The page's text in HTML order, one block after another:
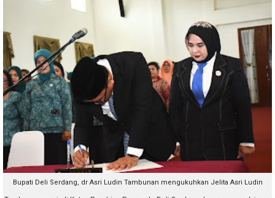
Bupati Deli Serdang, dr Asri Ludin Tambunan mengukuhkan Jelita Asri Ludin